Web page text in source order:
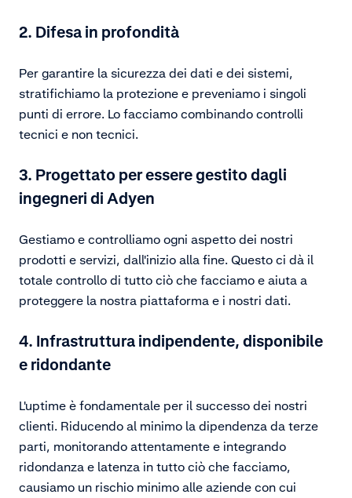
2. Difesa in profondità
Per garantire la sicurezza dei dati e dei sistemi,
stratifichiamo la protezione e preveniamo i singoli
punti di errore. Lo facciamo combinando controlli
tecnici e non tecnici.
3. Progettato per essere gestito dagli
ingegneri di Adyen
Gestiamo e controlliamo ogni aspetto dei nostri
prodotti e servizi, dall'inizio alla fine. Questo ci dà il
totale controllo di tutto ciò che facciamo e aiuta a
proteggere la nostra piattaforma e i nostri dati.
4. Infrastruttura indipendente, disponibile
e ridondante
L'uptime è fondamentale per il successo dei nostri
clienti. Riducendo al minimo la dipendenza da terze
parti, monitorando attentamente e integrando
ridondanza e latenza in tutto ciò che facciamo,
causiamo un rischio minimo alle aziende con cui